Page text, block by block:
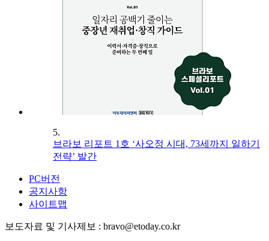
5.
브라보 리포트 1호 ‘사오정 시대, 73세까지 일하기
전략’ 발간
PC버전
공지사항
사이트맵
보도자료 및 기사제보 : bravo@etoday.co.kr